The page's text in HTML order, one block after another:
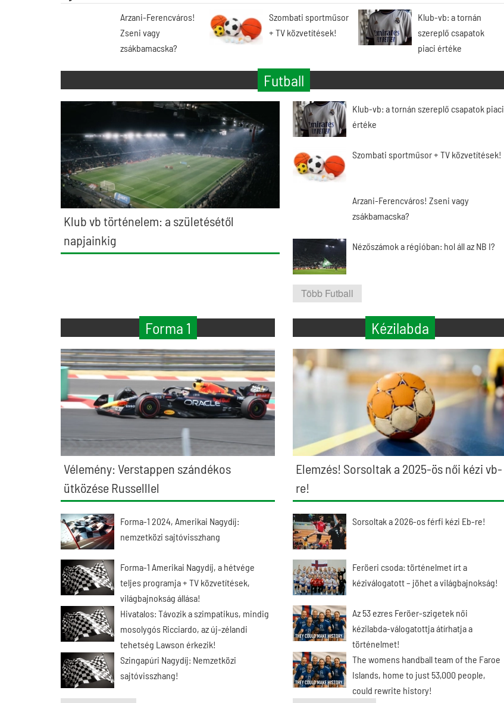
Arzani-Ferencváros!
Zseni vagy
zsákbamacska?
Szombati sportműsor
+ TV közvetítések!
Klub-vb: a tornán
szereplő csapatok
piaci értéke
Futball
Klub vb történelem: a születésétől
napjainkig
Klub-vb: a tornán szereplő csapatok piaci
értéke
Szombati sportműsor + TV közvetítések!
Arzani-Ferencváros! Zseni vagy
zsákbamacska?
Nézőszámok a régióban: hol áll az NB I?
Több Futball
Forma 1
Vélemény: Verstappen szándékos
ütközése Russelllel
Forma-1 2024, Amerikai Nagydíj:
nemzetközi sajtóvisszhang
Forma-1 Amerikai Nagydíj, a hétvége
teljes programja + TV közvetítések,
világbajnokság állása!
Hivatalos: Távozik a szimpatikus, mindig
mosolygós Ricciardo, az új-zélandi
tehetség Lawson érkezik!
Szingapúri Nagydíj: Nemzetközi
sajtóvisszhang!
Kézilabda
Elemzés! Sorsoltak a 2025-ös női kézi vb-
re!
Sorsoltak a 2026-os férfi kézi Eb-re!
Feröeri csoda: történelmet írt a
kéziválogatott – jöhet a világbajnokság!
Az 53 ezres Feröer-szigetek női
kézilabda-válogatottja átírhatja a
történelmet!
The womens handball team of the Faroe
Islands, home to just 53,000 people,
could rewrite history!